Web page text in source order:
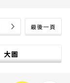
最後一頁
大圖